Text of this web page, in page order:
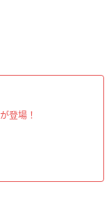
が登場！